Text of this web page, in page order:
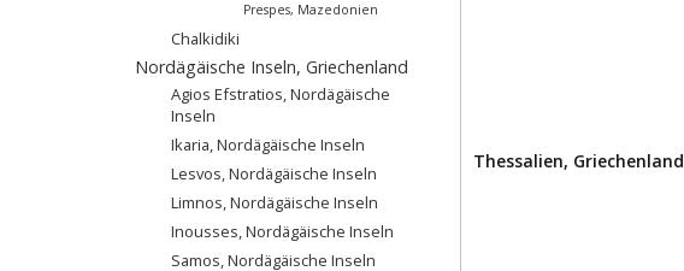
Prespes, Mazedonien
Chalkidiki
Nordägäische Inseln, Griechenland
Agios Efstratios, Nordägäische
Inseln
Ikaria, Nordägäische Inseln
Lesvos, Nordägäische Inseln
Limnos, Nordägäische Inseln
Inousses, Nordägäische Inseln
Samos, Nordägäische Inseln
Thessalien, Griechenland